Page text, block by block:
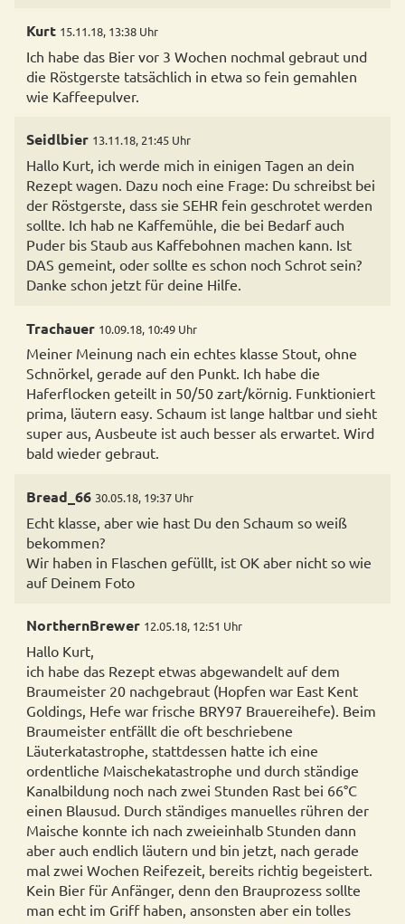
Kurt 15.11.18, 13:38 Uhr
Ich habe das Bier vor 3 Wochen nochmal gebraut und
die Röstgerste tatsächlich in etwa so fein gemahlen
wie Kaffeepulver.
Seidlbier 13.11.18, 21:45 Uhr
Hallo Kurt, ich werde mich in einigen Tagen an dein
Rezept wagen. Dazu noch eine Frage: Du schreibst bei
der Röstgerste, dass sie SEHR fein geschrotet werden
sollte. Ich hab ne Kaffemühle, die bei Bedarf auch
Puder bis Staub aus Kaffebohnen machen kann. Ist
DAS gemeint, oder sollte es schon noch Schrot sein?
Danke schon jetzt für deine Hilfe.
Trachauer 10.09.18, 10:49 Uhr
Meiner Meinung nach ein echtes klasse Stout, ohne
Schnörkel, gerade auf den Punkt. Ich habe die
Haferflocken geteilt in 50/50 zart/körnig. Funktioniert
prima, läutern easy. Schaum ist lange haltbar und sieht
super aus, Ausbeute ist auch besser als erwartet. Wird
bald wieder gebraut.
Bread_66 30.05.18, 19:37 Uhr
Echt klasse, aber wie hast Du den Schaum so weiß
bekommen?
Wir haben in Flaschen gefüllt, ist OK aber nicht so wie
auf Deinem Foto
NorthernBrewer 12.05.18, 12:51 Uhr
Hallo Kurt,
ich habe das Rezept etwas abgewandelt auf dem
Braumeister 20 nachgebraut (Hopfen war East Kent
Goldings, Hefe war frische BRY97 Brauereihefe). Beim
Braumeister entfällt die oft beschriebene
Läuterkatastrophe, stattdessen hatte ich eine
ordentliche Maischekatastrophe und durch ständige
Kanalbildung noch nach zwei Stunden Rast bei 66°C
einen Blausud. Durch ständiges manuelles rühren der
Maische konnte ich nach zweieinhalb Stunden dann
aber auch endlich läutern und bin jetzt, nach gerade
mal zwei Wochen Reifezeit, bereits richtig begeistert.
Kein Bier für Anfänger, denn den Brauprozess sollte
man echt im Griff haben, ansonsten aber ein tolles